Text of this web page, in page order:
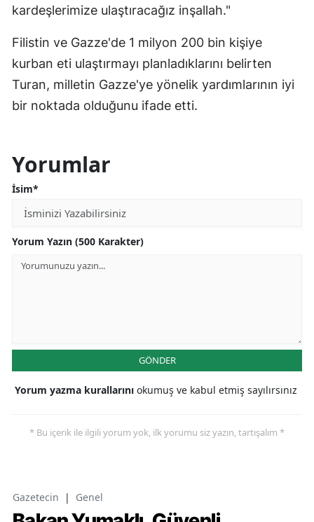
kardeşlerimize ulaştıracağız inşallah."
Filistin ve Gazze'de 1 milyon 200 bin kişiye
kurban eti ulaştırmayı planladıklarını belirten
Turan, milletin Gazze'ye yönelik yardımlarının iyi
bir noktada olduğunu ifade etti.
Yorumlar
İsim*
Yorum Yazın (500 Karakter)
GÖNDER
Yorum yazma kurallarını okumuş ve kabul etmiş sayılırsınız
* Bu içerik ile ilgili yorum yok, ilk yorumu siz yazın, tartışalım *
Gazetecin | Genel